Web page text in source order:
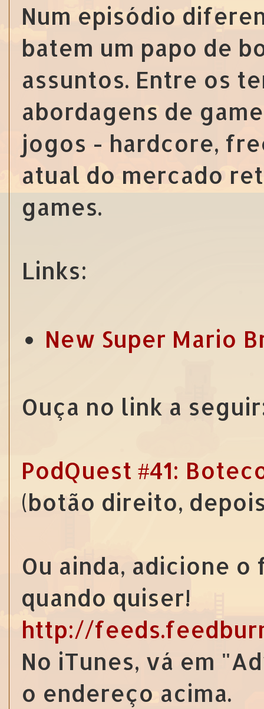
Num episódio
batem um papo de
assuntos. Entre os
abordagens de
jogos - hardcore,
atual do mercado
games.
Links:
New Super Mario
Ouça no link a
PodQuest #41:
(botão direito,
Ou ainda, adicione
quando quiser!
http://
No iTunes, vá em
o endereço acima.